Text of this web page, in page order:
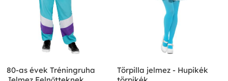
80-as évek Tréningruha
Törpilla jelmez - Hupikék